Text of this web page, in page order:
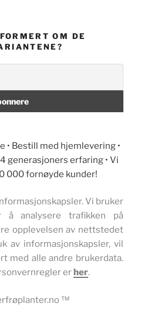
OM DE
Bestill med hjemlevering •
generasjoners erfaring • Vi
000 fornøyde kunder!
Vi bruker
å analysere trafikken på
opplevelsen av nettstedet
av informasjonskapsler, vil
med alle andre brukerdata.
erher.
™